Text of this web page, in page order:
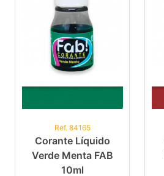
Ref. 84165
Corante Líquido
Verde Menta FAB
10ml